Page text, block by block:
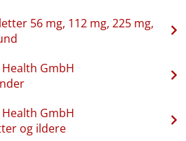
56 mg, 112 mg, 225 mg,
GmbH
GmbH
og ildere